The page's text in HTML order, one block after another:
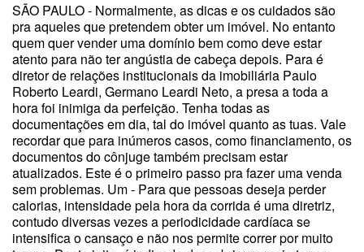
SÃO PAULO - Normalmente, as dicas e os cuidados são
pra aqueles que pretendem obter um imóvel. No entanto
quem quer vender uma domínio bem como deve estar
atento para não ter angústia de cabeça depois. Para é
diretor de relações institucionais da imobiliária Paulo
Roberto Leardi, Germano Leardi Neto, a presa a toda a
hora foi inimiga da perfeição. Tenha todas as
documentações em dia, tal do imóvel quanto as tuas. Vale
recordar que para inúmeros casos, como financiamento, os
documentos do cônjuge também precisam estar
atualizados. Este é o primeiro passo pra fazer uma venda
sem problemas. Um - Para que pessoas deseja perder
calorias, intensidade pela hora da corrida é uma diretriz,
contudo diversas vezes a periodicidade cardíaca se
intensifica o cansaço e não nos permite correr por muito